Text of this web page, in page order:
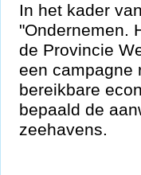
In het kader
"Ondernemen.
de Provincie
een campagne
bereikbare
bepaald de
zeehavens.